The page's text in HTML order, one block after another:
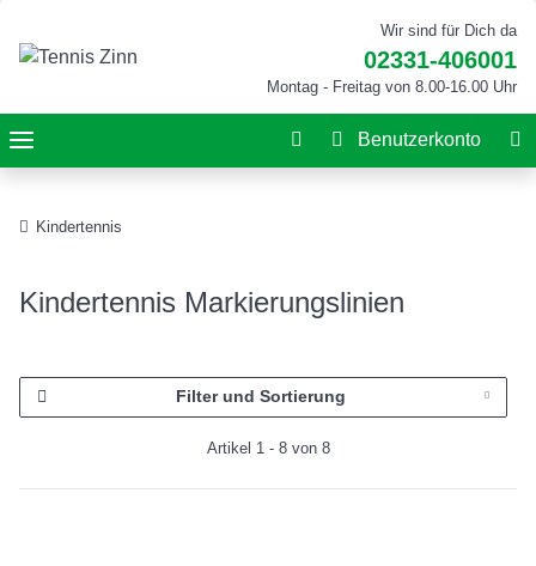
Wir sind für Dich da
02331-406001
Montag - Freitag von 8.00-16.00 Uhr
Benutzerkonto
Kindertennis
Kindertennis Markierungslinien
Filter und Sortierung
Artikel 1 - 8 von 8